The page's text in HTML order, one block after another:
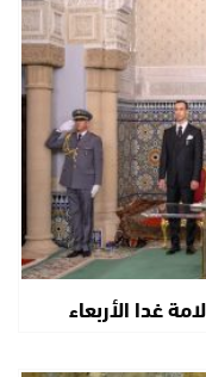
غدا الأربعاء